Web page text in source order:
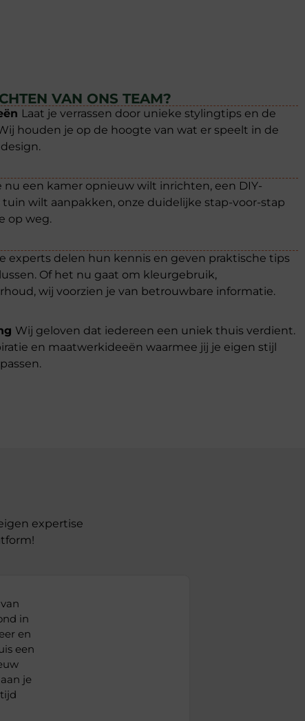
VAN ONS TEAM?
Laat je verrassen door unieke stylingtips en de
houden je op de hoogte van wat er speelt in de
nu een kamer opnieuw wilt inrichten, een DIY-
wilt aanpakken, onze duidelijke stap-voor-stap
op weg.
experts delen hun kennis en geven praktische tips
Of het nu gaat om kleurgebruik,
wij voorzien je van betrouwbare informatie.
Wij geloven dat iedereen een uniek thuis verdient.
en maatwerkideeën waarmee jij je eigen stijl
expertise
in
en
een
je